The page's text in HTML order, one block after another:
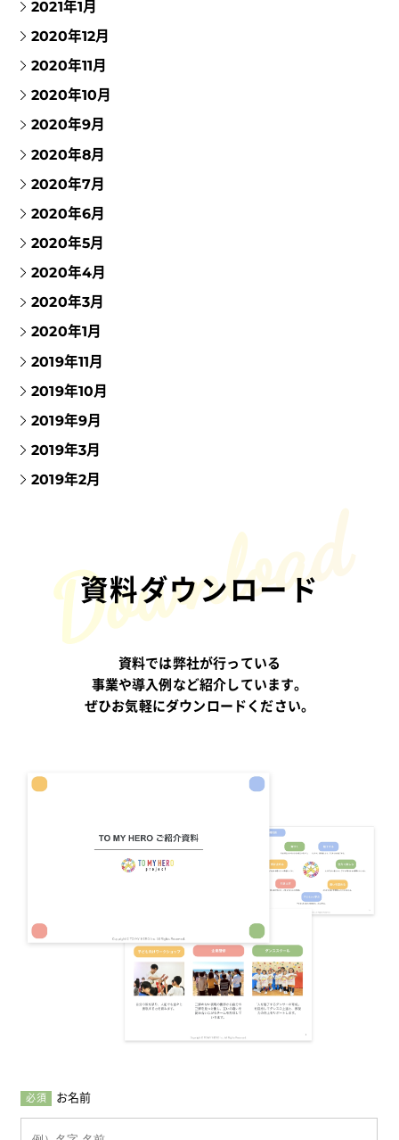
2021年1月
2020年12月
2020年11月
2020年10月
2020年9月
2020年8月
2020年7月
2020年6月
2020年5月
2020年4月
2020年3月
2020年1月
2019年11月
2019年10月
2019年9月
2019年3月
2019年2月
資料ダウンロード
資料では弊社が行っている
事業や導入例など紹介しています。
ぜひお気軽にダウンロードください。
必須 お名前